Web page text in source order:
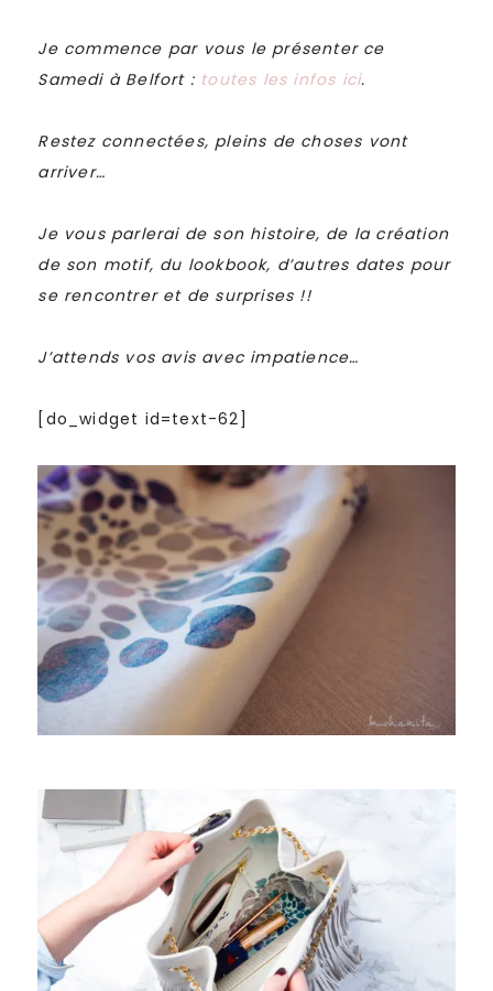
Je commence par vous le présenter ce
Samedi à Belfort : toutes les infos ici.
Restez connectées, pleins de choses vont
arriver…
Je vous parlerai de son histoire, de la création
de son motif, du lookbook, d’autres dates pour
se rencontrer et de surprises !!
J’attends vos avis avec impatience…
[do_widget id=text-62]